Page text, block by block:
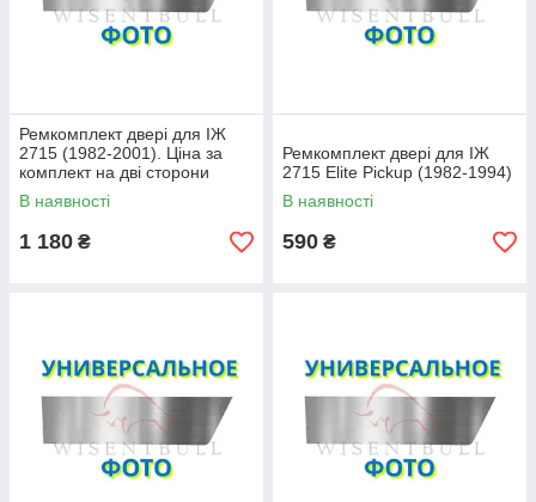
Ремкомплект двері для ІЖ
2715 (1982-2001). Ціна за
комплект на дві сторони
В наявності
1 180 ₴
Ремкомплект двері для ІЖ
2715 Elite Pickup (1982-1994)
В наявності
590 ₴